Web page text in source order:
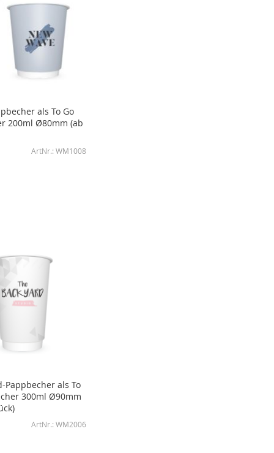
als To Go
200ml Ø80mm (ab
WM1008
Pappbecher als To
300ml Ø90mm
WM2006